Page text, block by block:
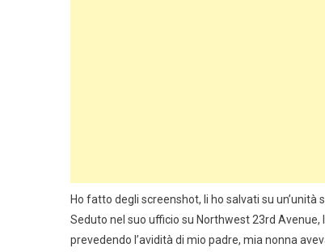
Ho fatto degli screenshot, li ho salvati su
Seduto nel suo ufficio su Northwest 23rd
prevedendo l’avidità di mio padre, mia nonna